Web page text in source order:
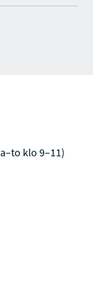
klo 9–11)